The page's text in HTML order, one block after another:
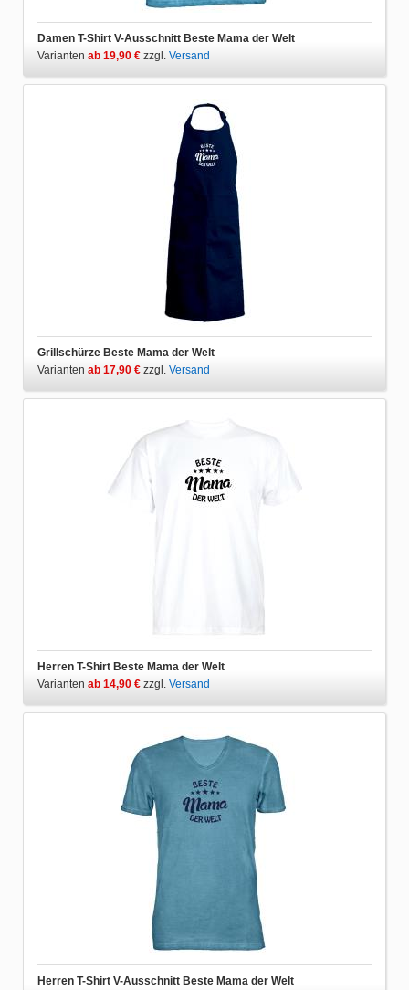
Damen T-Shirt V-Ausschnitt Beste Mama der Welt
Varianten ab 19,90 € zzgl. Versand
Grillschürze Beste Mama der Welt
Varianten ab 17,90 € zzgl. Versand
Herren T-Shirt Beste Mama der Welt
Varianten ab 14,90 € zzgl. Versand
Herren T-Shirt V-Ausschnitt Beste Mama der Welt